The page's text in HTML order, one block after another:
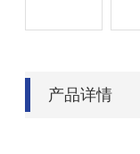
产品详情